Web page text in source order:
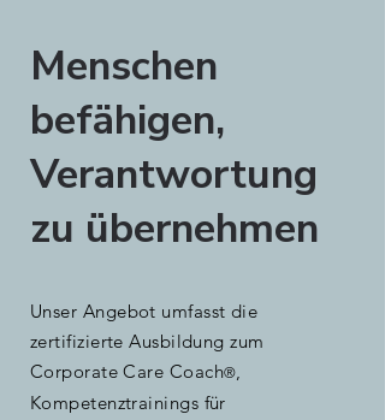
Menschen
befähigen,
Verantwortung
zu übernehmen
Unser Angebot umfasst die
zertifizierte Ausbildung zum
Corporate Care Coach®,
Kompetenztrainings für